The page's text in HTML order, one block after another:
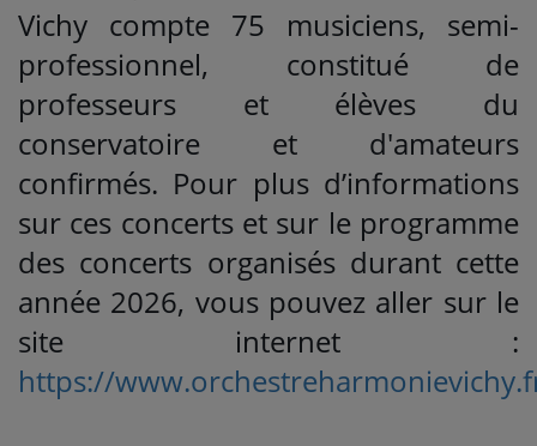
Vichy compte 75 musiciens, semi-
professionnel, constitué de
professeurs et élèves du
conservatoire et d'amateurs
confirmés. Pour plus d’informations
sur ces concerts et sur le programme
des concerts organisés durant cette
année 2026, vous pouvez aller sur le
site internet :
https://